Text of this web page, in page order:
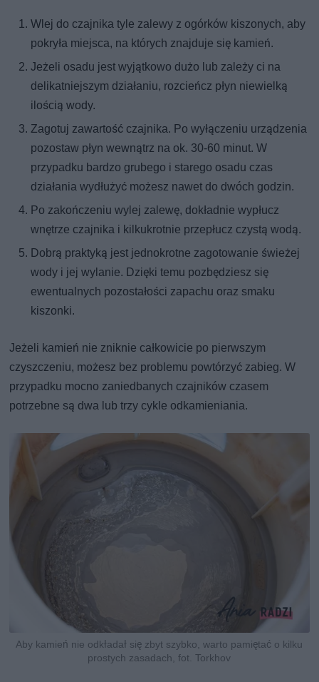
Wlej do czajnika tyle zalewy z ogórków kiszonych, aby
pokryła miejsca, na których znajduje się kamień.
Jeżeli osadu jest wyjątkowo dużo lub zależy ci na
delikatniejszym działaniu, rozcieńcz płyn niewielką
ilością wody.
Zagotuj zawartość czajnika. Po wyłączeniu urządzenia
pozostaw płyn wewnątrz na ok. 30-60 minut. W
przypadku bardzo grubego i starego osadu czas
działania wydłużyć możesz nawet do dwóch godzin.
Po zakończeniu wylej zalewę, dokładnie wypłucz
wnętrze czajnika i kilkukrotnie przepłucz czystą wodą.
Dobrą praktyką jest jednokrotne zagotowanie świeżej
wody i jej wylanie. Dzięki temu pozbędziesz się
ewentualnych pozostałości zapachu oraz smaku
kiszonki.
Jeżeli kamień nie zniknie całkowicie po pierwszym
czyszczeniu, możesz bez problemu powtórzyć zabieg. W
przypadku mocno zaniedbanych czajników czasem
potrzebne są dwa lub trzy cykle odkamieniania.
Aby kamień nie odkładał się zbyt szybko, warto pamiętać o kilku
prostych zasadach, fot. Torkhov